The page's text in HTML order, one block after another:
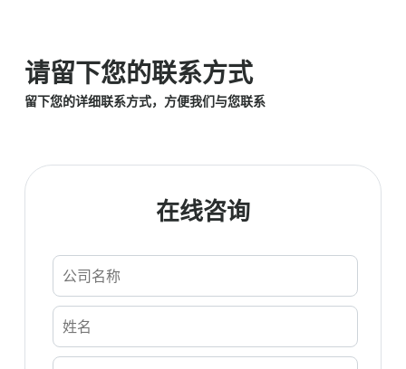
请留下您的联系方式
留下您的详细联系方式，方便我们与您联系
在线咨询